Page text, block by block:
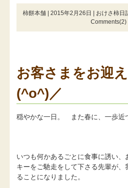
柿餅本舗 | 2015年2月26日 | おけさ柿日
Comments(2)
お客さまをお迎
(^o^)／
穏やかな一日。 また春に、一歩近
いつも何かあるごとに食事に誘い、
キーをご馳走をして下さる先輩が、
ることになりました。